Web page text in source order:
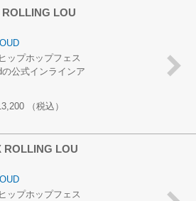
LOU
ップホップフェス
の公式インラインア
（税込）
ROLLING LOU
ップホップフェス